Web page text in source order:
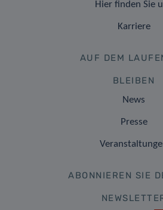
Hier finden Sie
Karriere
AUF DEM
BLEIBEN
News
Presse
ABONNIEREN SIE